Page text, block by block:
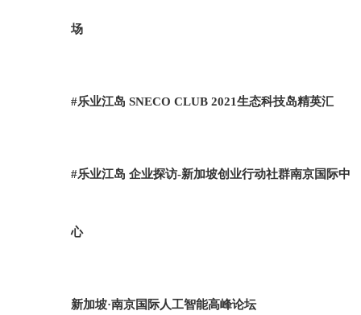
场
#乐业江岛 SNECO CLUB 2021生态科技岛精英汇
#乐业江岛 企业探访-新加坡创业行动社群南京国际中
心
新加坡·南京国际人工智能高峰论坛